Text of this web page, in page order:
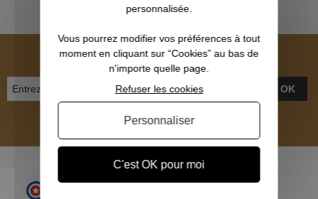
NEWSLETTER
OK
Inscrivez-vous et recevez nos bons plans
personnalisée.
Vous pourrez modifier vos préférences à tout
moment en cliquant sur “Cookies” au bas de
n'importe quelle page.
C'est OK pour moi
Refuser les cookies
Personnaliser